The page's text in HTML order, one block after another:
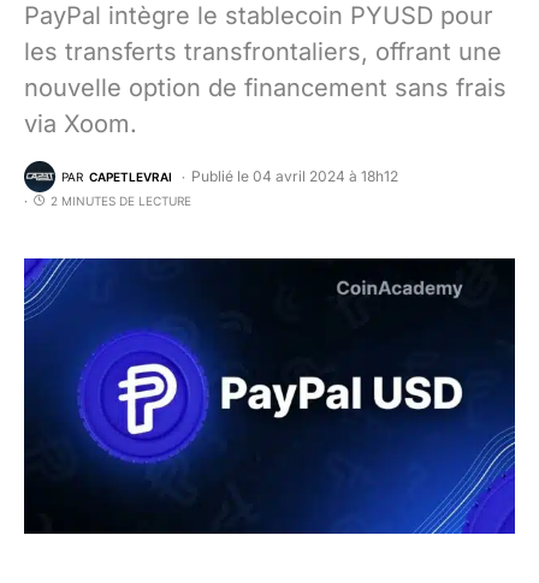
PayPal intègre le stablecoin PYUSD pour
les transferts transfrontaliers, offrant une
nouvelle option de financement sans frais
via Xoom.
PAR CAPETLEVRAI Publié le 04 avril 2024 à 18h12
2 MINUTES DE LECTURE